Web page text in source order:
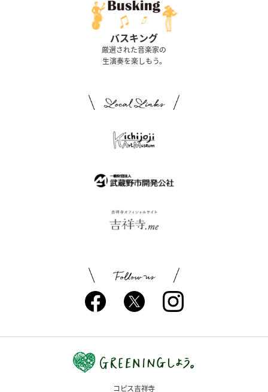
バスキング
厳選された音楽家の
生演奏を楽しもう。
コピス吉祥寺